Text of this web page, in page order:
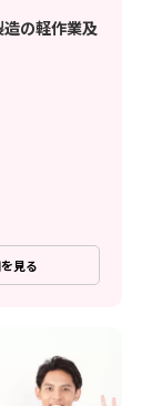
造の軽作業及
見る